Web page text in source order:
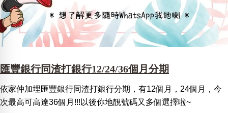
匯豐銀行同渣打銀行12/24/36個月分期
依家仲加埋匯豐銀行同渣打銀行分期，有12個月，24個月，今
次最高可高達36個月!!!以後你地靚號碼又多個選擇啦~